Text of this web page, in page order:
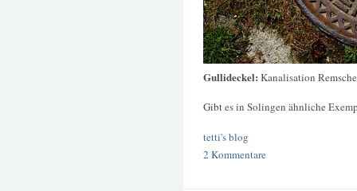
Gullideckel: Kanalisation
Gibt es in Solingen ähnliche
tetti's blog
2 Kommentare